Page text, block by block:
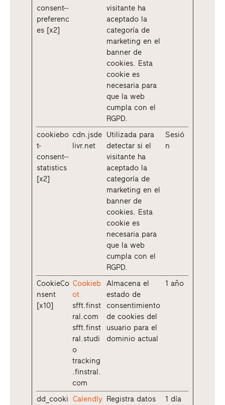
consent--
preferenc
es [x2]
visitante ha
aceptado la
categoría de
marketing en el
banner de
cookies. Esta
cookie es
necesaria para
que la web
cumpla con el
RGPD.
cookiebo
t-
consent--
statistics
[x2]
cdn.jsde
livr.net
Utilizada para
detectar si el
visitante ha
aceptado la
categoría de
marketing en el
banner de
cookies. Esta
cookie es
necesaria para
que la web
cumpla con el
RGPD.
Sesió
n
CookieCo
nsent
[x10]
Cookieb
ot
sfft.finst
ral.com
sfft.finst
ral.studi
o
tracking
.finstral.
com
Almacena el
estado de
consentimiento
de cookies del
usuario para el
dominio actual
1 año
dd_cooki Calendly Registra datos
1 día